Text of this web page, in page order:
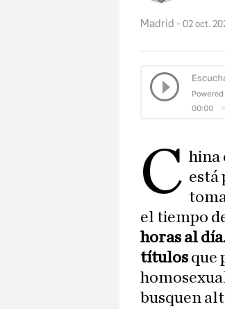
Madrid 02 oct.
C hina
está
el tiempo
horas al día
títulos que
busquen